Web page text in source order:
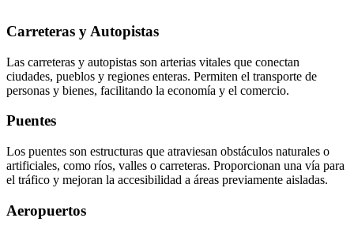
Carreteras y Autopistas
Las carreteras y autopistas son arterias vitales que conectan
ciudades, pueblos y regiones enteras. Permiten el transporte de
personas y bienes, facilitando la economía y el comercio.
Puentes
Los puentes son estructuras que atraviesan obstáculos naturales o
artificiales, como ríos, valles o carreteras. Proporcionan una vía para
el tráfico y mejoran la accesibilidad a áreas previamente aisladas.
Aeropuertos